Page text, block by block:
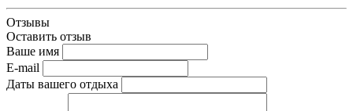
Отзывы
Оставить отзыв
Ваше имя
E-mail
Даты вашего отдыха